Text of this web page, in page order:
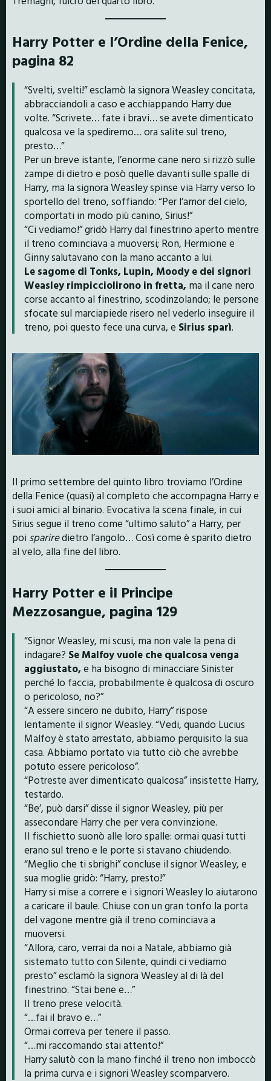
Harry Potter e l’Ordine della Fenice,
pagina 82
“Svelti, svelti!” esclamò la signora Weasley concitata,
abbracciandoli a caso e acchiappando Harry due
volte. “Scrivete… fate i bravi… se avete dimenticato
qualcosa ve la spediremo… ora salite sul treno,
presto…”
Per un breve istante, l’enorme cane nero si rizzò sulle
zampe di dietro e posò quelle davanti sulle spalle di
Harry, ma la signora Weasley spinse via Harry verso lo
sportello del treno, soffiando: “Per l’amor del cielo,
comportati in modo più canino, Sirius!”
“Ci vediamo!” gridò Harry dal finestrino aperto mentre
il treno cominciava a muoversi; Ron, Hermione e
Ginny salutavano con la mano accanto a lui.
Le sagome di Tonks, Lupin, Moody e dei signori
Weasley rimpicciolirono in fretta, ma il cane nero
corse accanto al finestrino, scodinzolando; le persone
sfocate sul marciapiede risero nel vederlo inseguire il
treno, poi questo fece una curva, e Sirius sparì.
Il primo settembre del quinto libro troviamo l’Ordine
della Fenice (quasi) al completo che accompagna Harry e
i suoi amici al binario. Evocativa la scena finale, in cui
Sirius segue il treno come “ultimo saluto” a Harry, per
poi spariredietro l’angolo… Così come è sparito dietro
al velo, alla fine del libro.
Harry Potter e il Principe
Mezzosangue, pagina 129
“Signor Weasley, mi scusi, ma non vale la pena di
indagare? Se Malfoy vuole che qualcosa venga
aggiustato,e ha bisogno di minacciare Sinister
perché lo faccia, probabilmente è qualcosa di oscuro
o pericoloso, no?”
“A essere sincero ne dubito, Harry” rispose
lentamente il signor Weasley. “Vedi, quando Lucius
Malfoy è stato arrestato, abbiamo perquisito la sua
casa. Abbiamo portato via tutto ciò che avrebbe
potuto essere pericoloso”.
“Potreste aver dimenticato qualcosa” insistette Harry,
testardo.
“Be’, può darsi” disse il signor Weasley, più per
assecondare Harry che per vera convinzione.
Il fischietto suonò alle loro spalle: ormai quasi tutti
erano sul treno e le porte si stavano chiudendo.
“Meglio che ti sbrighi” concluse il signor Weasley, e
sua moglie gridò: “Harry, presto!”
Harry si mise a correre e i signori Weasley lo aiutarono
a caricare il baule. Chiuse con un gran tonfo la porta
del vagone mentre già il treno cominciava a
muoversi.
“Allora, caro, verrai da noi a Natale, abbiamo già
sistemato tutto con Silente, quindi ci vediamo
presto” esclamò la signora Weasley al di là del
finestrino. “Stai bene e…”
Il treno prese velocità.
“…fai il bravo e…”
Ormai correva per tenere il passo.
“…mi raccomando stai attento!”
Harry salutò con la mano finché il treno non imboccò
la prima curva e i signori Weasley scomparvero.